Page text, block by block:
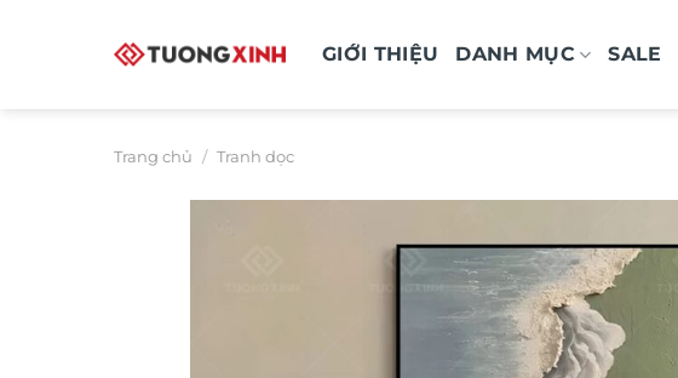
GIỚI THIỆU DANH MỤC SALE
Trang chủ / Tranh dọc